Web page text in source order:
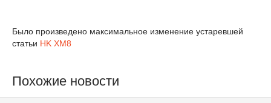
Было произведено максимальное изменение устаревшей
статьи HK XM8
Похожие новости